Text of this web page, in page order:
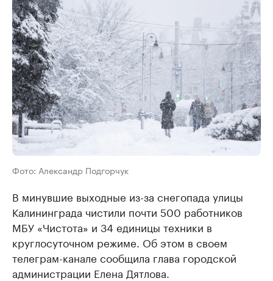
Фото: Александр Подгорчук
В минувшие выходные из-за снегопада улицы
Калининграда чистили почти 500 работников
МБУ «Чистота» и 34 единицы техники в
круглосуточном режиме. Об этом в своем
телеграм-канале сообщила глава городской
администрации Елена Дятлова.